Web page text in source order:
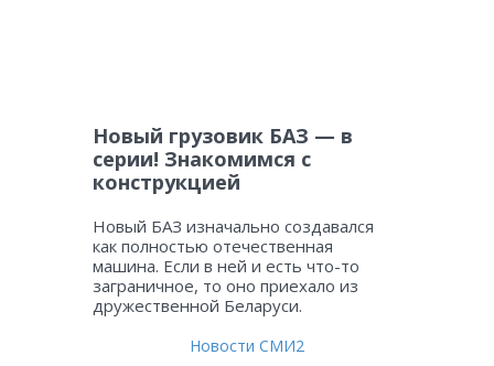
Новый грузовик БАЗ — в
серии! Знакомимся с
конструкцией
Новый БАЗ изначально создавался
как полностью отечественная
машина. Если в ней и есть что-то
заграничное, то оно приехало из
дружественной Беларуси.
Новости СМИ2